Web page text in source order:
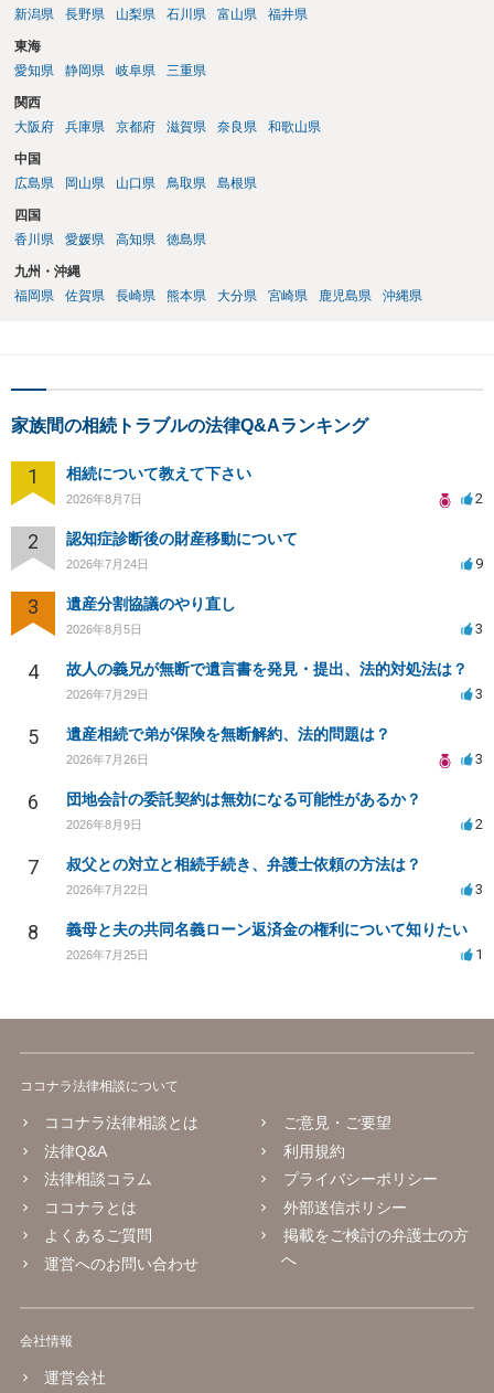
新潟県
長野県 山梨県 石川県 富山県 福井県
東海
愛知県
静岡県 岐阜県 三重県
関西
大阪府
兵庫県 京都府 滋賀県 奈良県 和歌山県
中国
広島県
岡山県 山口県 鳥取県 島根県
四国
香川県
愛媛県 高知県 徳島県
九州・沖縄
福岡県
佐賀県 長崎県 熊本県 大分県 宮崎県 鹿児島県 沖縄県
家族間の相続トラブルの法律Q&Aランキング
1 相続について教えて下さい
2026年8月7日 2
2 認知症診断後の財産移動について
2026年7月24日 9
3 遺産分割協議のやり直し
2026年8月5日 3
4 故人の義兄が無断で遺言書を発見・提出、法的対処法は？
2026年7月29日 3
5 遺産相続で弟が保険を無断解約、法的問題は？
2026年7月26日 3
6 団地会計の委託契約は無効になる可能性があるか？
2026年8月9日 2
7 叔父との対立と相続手続き、弁護士依頼の方法は？
2026年7月22日 3
8 義母と夫の共同名義ローン返済金の権利について知りたい
2026年7月25日 1
ココナラ法律相談について
ココナラ法律相談とは
法律Q&A
法律相談コラム
ココナラとは
よくあるご質問
運営へのお問い合わせ
ご意見・ご要望
利用規約
プライバシーポリシー
外部送信ポリシー
掲載をご検討の弁護士の方
へ
会社情報
運営会社